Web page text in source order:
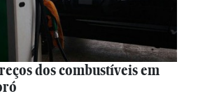
dos combustíveis em